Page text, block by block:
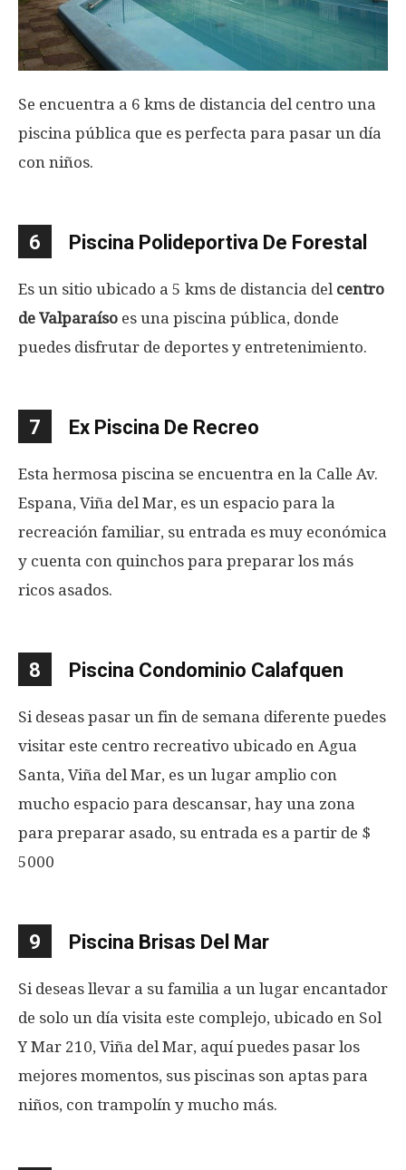
Se encuentra a 6 kms de distancia del centro una
piscina pública que es perfecta para pasar un día
con niños.
6 Piscina Polideportiva De Forestal
Es un sitio ubicado a 5 kms de distancia del centro
de Valparaíso es una piscina pública, donde
puedes disfrutar de deportes y entretenimiento.
7 Ex Piscina De Recreo
Esta hermosa piscina se encuentra en la Calle Av.
Espana, Viña del Mar, es un espacio para la
recreación familiar, su entrada es muy económica
y cuenta con quinchos para preparar los más
ricos asados.
8 Piscina Condominio Calafquen
Si deseas pasar un fin de semana diferente puedes
visitar este centro recreativo ubicado en Agua
Santa, Viña del Mar, es un lugar amplio con
mucho espacio para descansar, hay una zona
para preparar asado, su entrada es a partir de $
5000
9 Piscina Brisas Del Mar
Si deseas llevar a su familia a un lugar encantador
de solo un día visita este complejo, ubicado en Sol
Y Mar 210, Viña del Mar, aquí puedes pasar los
mejores momentos, sus piscinas son aptas para
niños, con trampolín y mucho más.